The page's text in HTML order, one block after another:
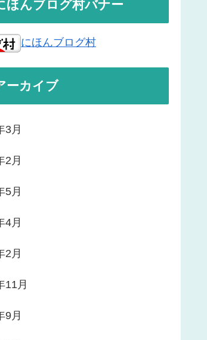
ほんブログ村バナー
にほんブログ村
ーカイブ
3月
2月
5月
4月
2月
11月
9月